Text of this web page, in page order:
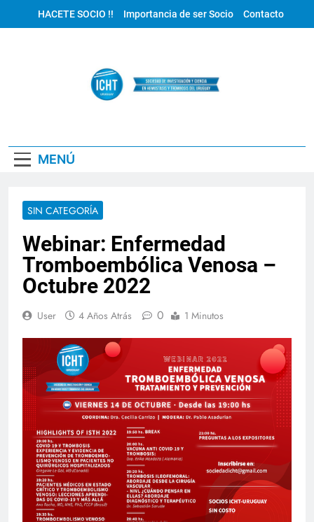
HACETE SOCIO !! Importancia de ser Socio Contacto
MENÚ
SIN CATEGORÍA
Webinar: Enfermedad
Tromboembólica Venosa –
Octubre 2022
User 4 Años Atrás 0 1 Minutos